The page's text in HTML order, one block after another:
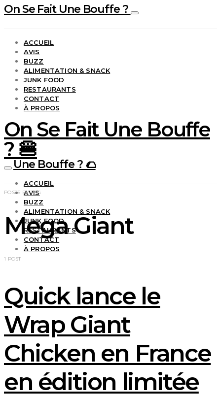
On Se Fait Une Bouffe ?
ACCUEIL
AVIS
BUZZ
ALIMENTATION & SNACK
JUNK FOOD
RESTAURANTS
CONTACT
À PROPOS
On Se Fait Une Bouffe
? 🍔
Une Bouffe ? 🌮
ACCUEIL
AVIS
BUZZ
ALIMENTATION & SNACK
JUNK FOOD
RESTAURANTS
CONTACT
À PROPOS
POSTS BY TAG
Mega Giant
1 POST
Quick lance le
Wrap Giant
Chicken en France
en édition limitée